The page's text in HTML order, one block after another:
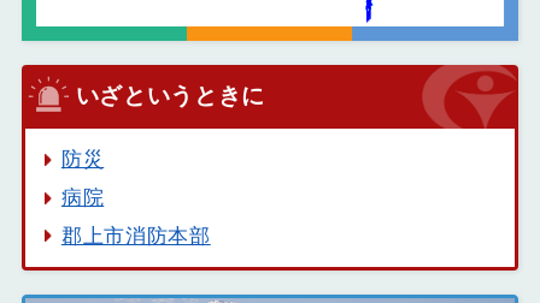
いざというときに
防災
病院
郡上市消防本部